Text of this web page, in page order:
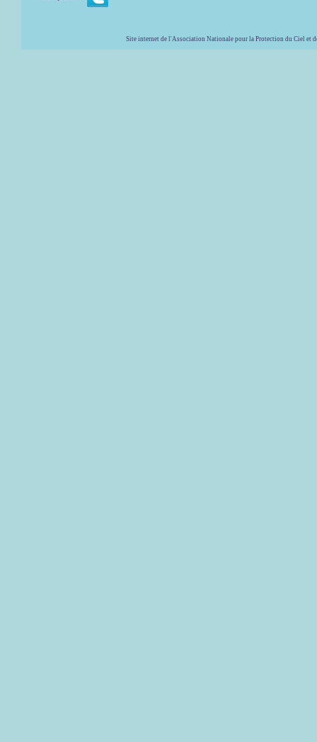
Site internet de l'Association Nationale pour la Protection du Ciel et de